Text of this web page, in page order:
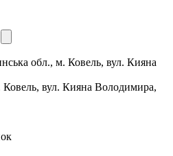
обл., м. Ковель, вул. Кияна
Ковель, вул. Кияна Володимира,